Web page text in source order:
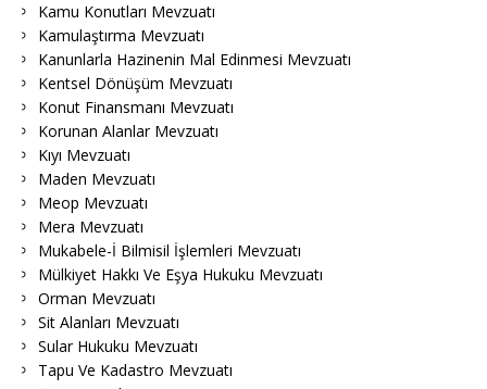
Kamu Konutları Mevzuatı
Kamulaştırma Mevzuatı
Kanunlarla Hazinenin Mal Edinmesi Mevzuatı
Kentsel Dönüşüm Mevzuatı
Konut Finansmanı Mevzuatı
Korunan Alanlar Mevzuatı
Kıyı Mevzuatı
Maden Mevzuatı
Meop Mevzuatı
Mera Mevzuatı
Mukabele-İ Bilmisil İşlemleri Mevzuatı
Mülkiyet Hakkı Ve Eşya Hukuku Mevzuatı
Orman Mevzuatı
Sit Alanları Mevzuatı
Sular Hukuku Mevzuatı
Tapu Ve Kadastro Mevzuatı